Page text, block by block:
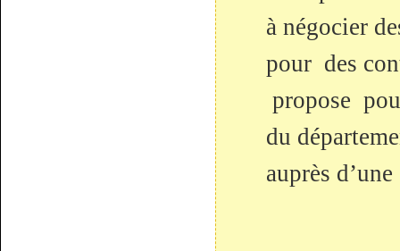
à négocier
pour des
propose
du
auprès d’une